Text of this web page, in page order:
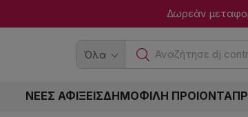
Δωρεάν
Όλα Ανα
ΝΕΕΣ ΑΦΙΞΕΙΣΔΗΜΟΦΙΛΗ ΠΡΟΙΟΝΤΑ